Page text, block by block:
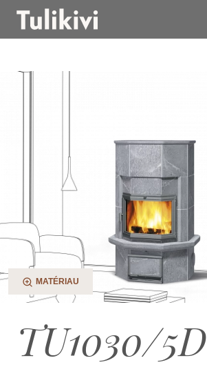
MATÉRIAU
TU1030/5D